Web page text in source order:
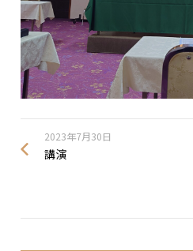
2023年7月30日
講演